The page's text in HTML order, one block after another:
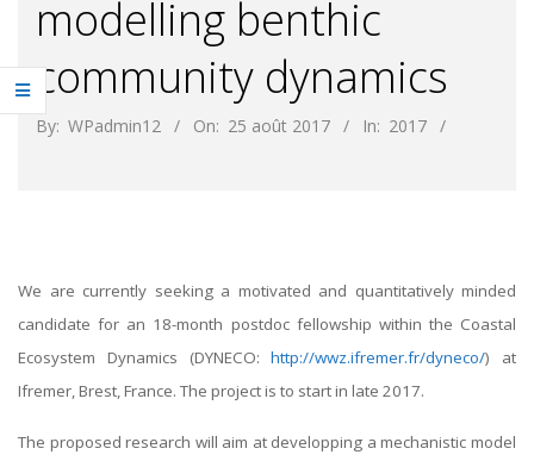
modelling benthic
community dynamics
By: WPadmin12 On: 25 août 2017 In: 2017
We are currently seeking a motivated and quantitatively minded
candidate for an 18-month postdoc fellowship within the Coastal
Ecosystem Dynamics (DYNECO:http://wwz.ifremer.fr/dyneco/) at
Ifremer, Brest, France. The project is to start in late 2017.
The proposed research will aim at developping a mechanistic model